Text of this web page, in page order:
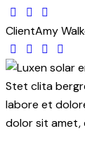
ClientAmy
Stet clita
labore et
dolor sit amet,